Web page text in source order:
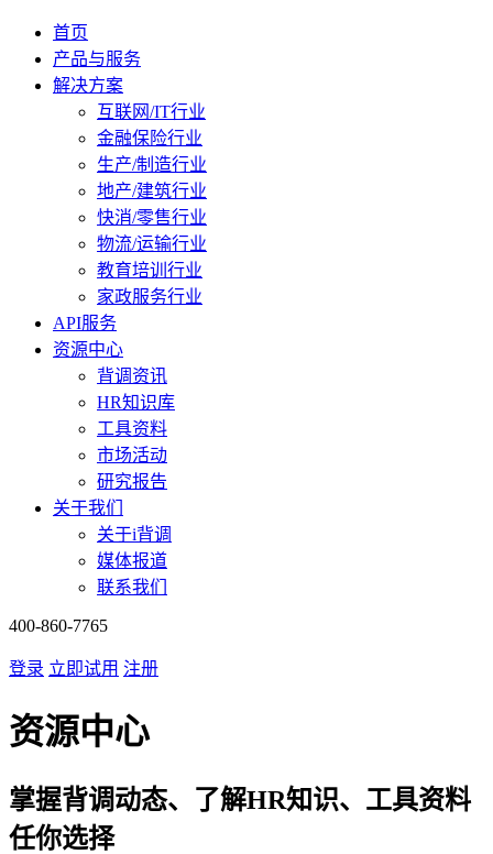
首页
产品与服务
解决方案
互联网/IT行业
金融保险行业
生产/制造行业
地产/建筑行业
快消/零售行业
物流/运输行业
教育培训行业
家政服务行业
API服务
资源中心
背调资讯
HR知识库
工具资料
市场活动
研究报告
关于我们
关于i背调
媒体报道
联系我们
400-860-7765
登录 立即试用 注册
资源中心
掌握背调动态、了解HR知识、工具资料
任你选择